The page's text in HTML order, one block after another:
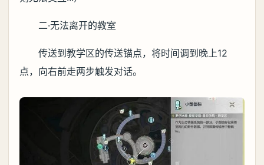
二·无法离开的教室
传送到教学区的传送锚点，将时间调到晚上12
点，向右前走两步触发对话。